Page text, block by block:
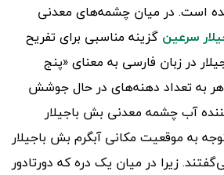
است. در میان چشمه‌های معدنی
سرعین گزینه مناسبی برای تفریح
در زبان فارسی به معنای «پنج
به تعداد دهنه‌های در حال جوشش
آب چشمه معدنی بش باجیلار
به موقعیت مکانی آبگرم بش باجیلار
زیرا در میان یک دره که دور‌تادور